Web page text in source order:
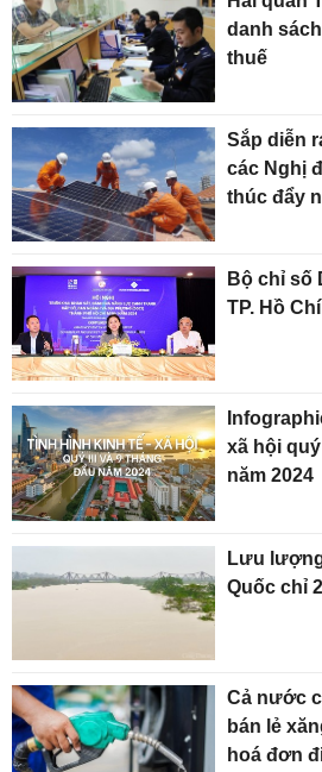
danh
thuế
Sắp diễn
các Nghị
thúc đẩy
Bộ chỉ số
TP. Hồ
xã hội
năm 2024
Lưu
Quốc chỉ
Cả nước
bán lẻ
hoá đơn